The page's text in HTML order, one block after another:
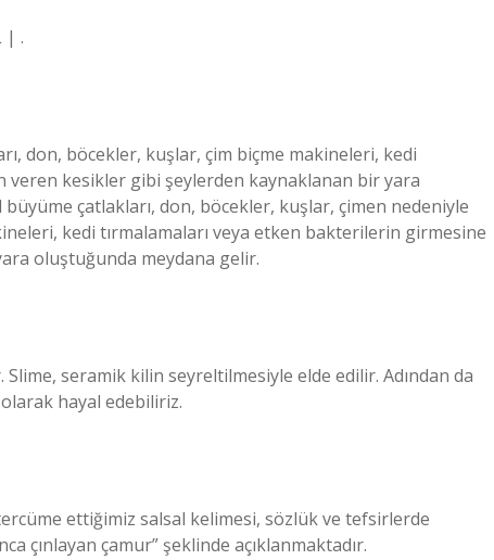
| .
don, böcekler, kuşlar, çim biçme makineleri, kedi
veren kesikler gibi şeylerden kaynaklanan bir yara
çatlakları, don, böcekler, kuşlar, çimen nedeniyle
kedi tırmalamaları veya etken bakterilerin girmesine
oluştuğunda meydana gelir.
seramik kilin seyreltilmesiyle elde edilir. Adından da
olarak hayal edebiliriz.
ettiğimiz salsal kelimesi, sözlük ve tefsirlerde
çınlayan çamur” şeklinde açıklanmaktadır.